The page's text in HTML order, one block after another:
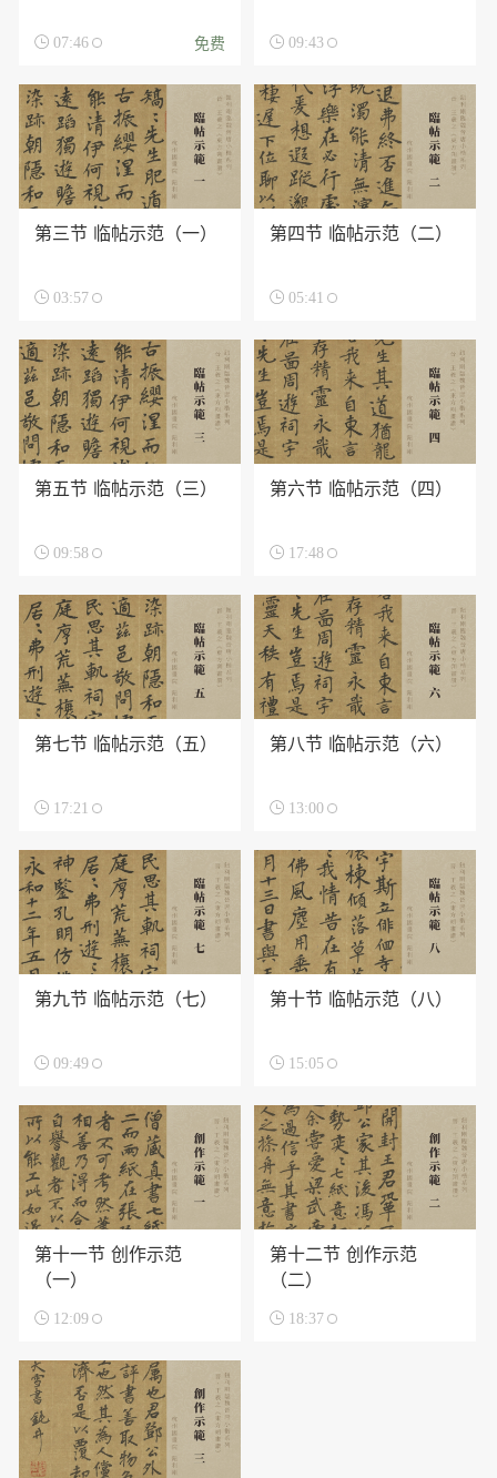
 07:46 免费  09:43
第三节 临帖示范（一）
 03:57
第四节 临帖示范（二）
 05:41
第五节 临帖示范（三）
 09:58
第六节 临帖示范（四）
 17:48
第七节 临帖示范（五）
 17:21
第八节 临帖示范（六）
 13:00
第九节 临帖示范（七）
 09:49
第十节 临帖示范（八）
 15:05
第十一节 创作示范
（一）
 12:09
第十二节 创作示范
（二）
 18:37